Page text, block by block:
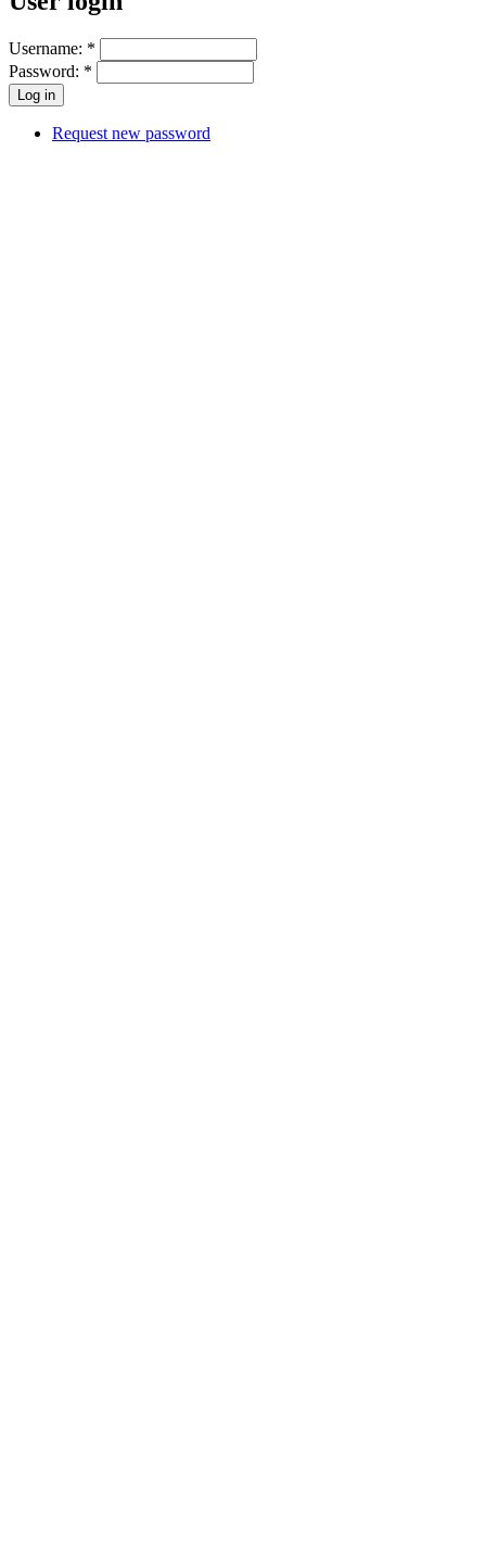
Username: *
Password: *
Request new password